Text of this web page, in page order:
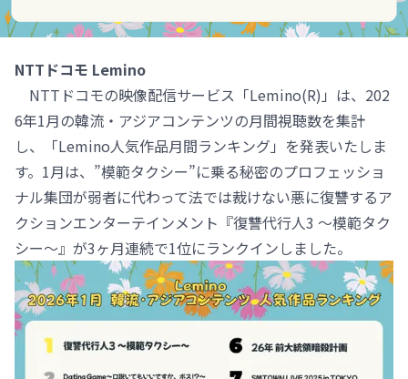
NTTドコモ Lemino
NTTドコモの映像配信サービス「Lemino(R)」は、202
6年1月の韓流・アジアコンテンツの月間視聴数を集計
し、「Lemino人気作品月間ランキング」を発表いたしま
す。1月は、”模範タクシー”に乗る秘密のプロフェッショ
ナル集団が弱者に代わって法では裁けない悪に復讐するア
クションエンターテインメント『復讐代行人3 ～模範タク
シー～』が3ヶ月連続で1位にランクインしました。